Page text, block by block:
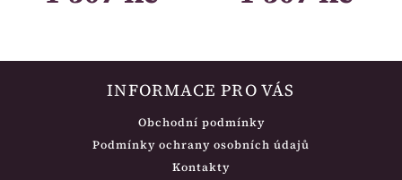
INFORMACE PRO VÁS
Obchodní podmínky
Podmínky ochrany osobních údajů
Kontakty